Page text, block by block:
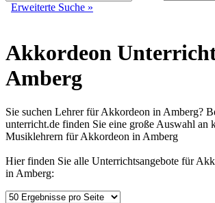
Erweiterte Suche »
Akkordeon
Amberg
Sie suchen Lehrer für Akkordeon in Amberg?
unterricht.de finden Sie eine große Auswahl an
Musiklehrern für Akkordeon in Amberg
Hier finden Sie alle Unterrichtsangebote für
in Amberg: